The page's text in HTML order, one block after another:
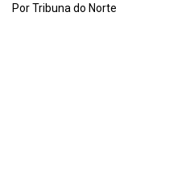
Por Tribuna do Norte